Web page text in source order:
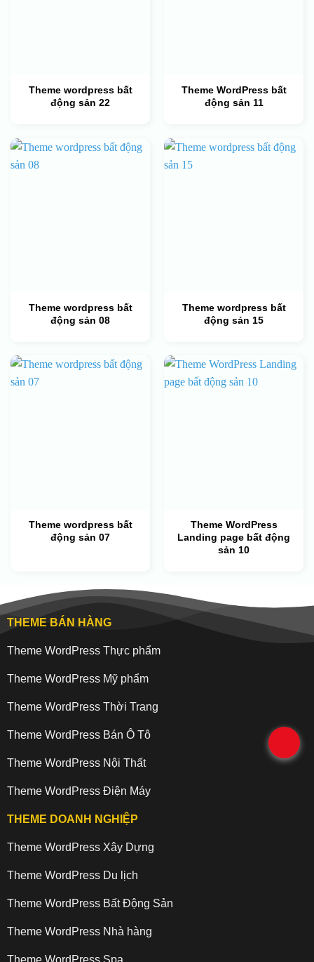
Theme wordpress bất
động sản 22
Theme WordPress bất
động sản 11
Theme wordpress bất
động sản 08
Theme wordpress bất
động sản 15
Theme wordpress bất
động sản 07
Theme WordPress
Landing page bất động
sản 10
THEME BÁN HÀNG
Theme WordPress Thực phẩm
Theme WordPress Mỹ phẩm
Theme WordPress Thời Trang
Theme WordPress Bán Ô Tô
Theme WordPress Nội Thất
Theme WordPress Điện Máy
THEME DOANH NGHIỆP
Theme WordPress Xây Dựng
Theme WordPress Du lịch
Theme WordPress Bất Động Sản
Theme WordPress Nhà hàng
Theme WordPress Spa